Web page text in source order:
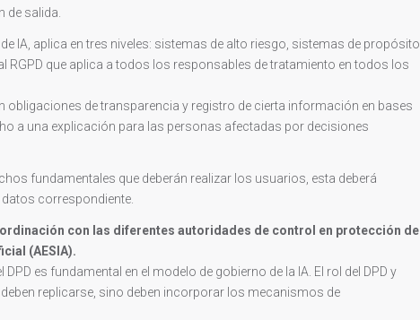
de salida.
IA, aplica en tres niveles: sistemas de alto riesgo, sistemas de propósito
RGPD que aplica a todos los responsables de tratamiento en todos los
obligaciones de transparencia y registro de cierta información en bases
a una explicación para las personas afectadas por decisiones
fundamentales que deberán realizar los usuarios, esta deberá
correspondiente.
con las diferentes autoridades de control en protección de
(AESIA).
es fundamental en el modelo de gobierno de la IA. El rol del DPD y
replicarse, sino deben incorporar los mecanismos de